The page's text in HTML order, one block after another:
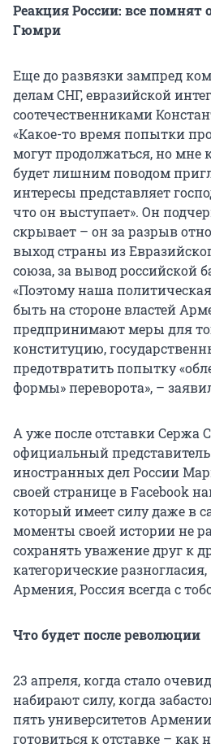
Реакция России: все помнят
Гюмри
Еще до развязки зампред
делам СНГ, евразийской
соотечественниками
«Какое-то время попытки
могут продолжаться, но мне
будет лишним поводом
интересы представляет
что он выступает». Он
скрывает – он за разрыв
выход страны из
союза, за вывод российской
«Поэтому наша
быть на стороне властей
предпринимают меры для
конституцию,
предотвратить попытку
формы» переворота», –
А уже после отставки Сержа
официальный
иностранных дел России
своей странице в Facebook
который имеет силу даже в
моменты своей истории не
сохранять уважение друг к
категорические
Армения, Россия всегда с
Что будет после революции
23 апреля, когда стало
набирают силу, когда
пять университетов
готовиться к отставке – как